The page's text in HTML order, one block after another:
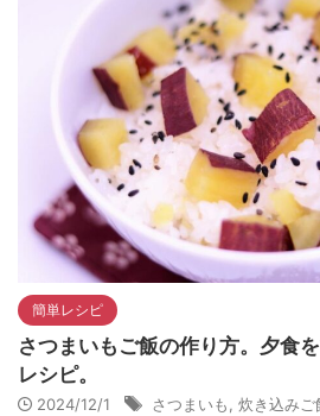
簡単レシピ
さつまいもご飯の作り方。夕食
レシピ。
2024/12/1 さつまいも, 炊き込みご